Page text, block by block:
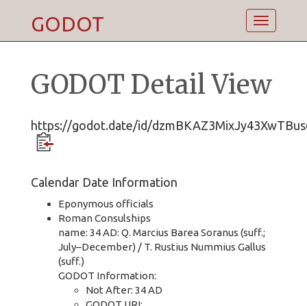
Toggle
GODOT
GODOT Detail View
https://godot.date/id/
Calendar Date Information
Eponymous officials
Roman Consulships
name: 34 AD: Q. Marcius Barea Soranus (suff.;
July–December) / T. Rustius Nummius Gallus
(suff.)
GODOT Information:
Not After: 34 AD